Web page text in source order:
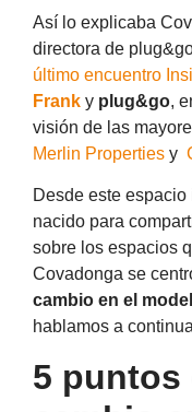
Así lo explicaba
directora de
último encuentro
Frank y plug&go,
visión de las
Merlin Properties y
Desde este
nacido para
sobre los espacios
Covadonga se
cambio en el
hablamos a
5 puntos